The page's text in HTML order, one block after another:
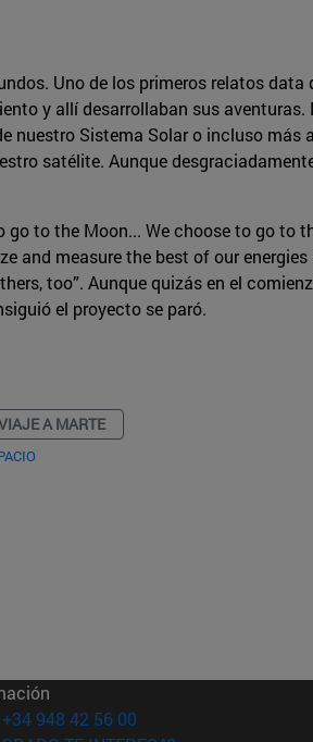
Uno de los primeros relatos
y allí desarrollaban sus
Sistema Solar o incluso más
satélite. Aunque
to the Moon... We choose to go to
and measure the best of our
too”. Aunque quizás en el
el proyecto se paró.
A MARTE
948 42 56 00